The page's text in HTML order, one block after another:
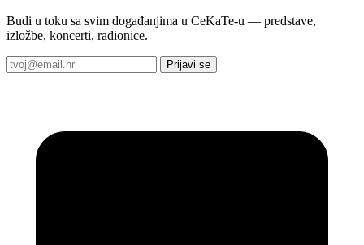
Budi u toku sa svim događanjima u CeKaTe-u — predstave,
izložbe, koncerti, radionice.
Prijavi se